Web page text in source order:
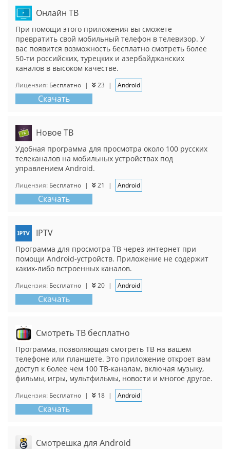
Онлайн ТВ
При помощи этого приложения вы сможете
превратить свой мобильный телефон в телевизор. У
вас появится возможность бесплатно смотреть более
50-ти российских, турецких и азербайджанских
каналов в высоком качестве.
Лицензия: Бесплатно | 23 | Android
Скачать
Новое ТВ
Удобная программа для просмотра около 100 русских
телеканалов на мобильных устройствах под
управлением Android.
Лицензия: Бесплатно | 21 | Android
Скачать
IPTV
Программа для просмотра ТВ через интернет при
помощи Android-устройств. Приложение не содержит
каких-либо встроенных каналов.
Лицензия: Бесплатно | 20 | Android
Скачать
Смотреть ТВ бесплатно
Программа, позволяющая смотреть ТВ на вашем
телефоне или планшете. Это приложение откроет вам
доступ к более чем 100 ТВ-каналам, включая музыку,
фильмы, игры, мультфильмы, новости и многое другое.
Лицензия: Бесплатно | 18 | Android
Скачать
Смотрешка для Android